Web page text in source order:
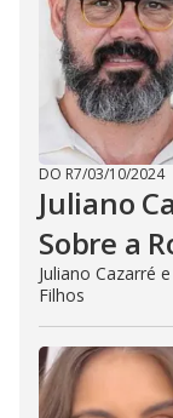
DO R7/03/10/2024
Juliano
Sobre a
Juliano Cazarré
Filhos